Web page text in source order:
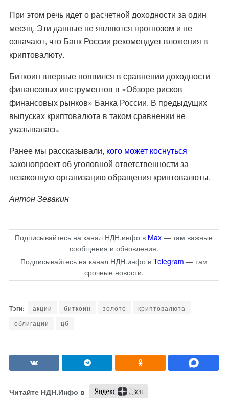
При этом речь идет о расчетной доходности за один
месяц. Эти данные не являются прогнозом и не
означают, что Банк России рекомендует вложения в
криптовалюту.
Биткоин впервые появился в сравнении доходности
финансовых инструментов в «Обзоре рисков
финансовых рынков» Банка России. В предыдущих
выпусках криптовалюта в таком сравнении не
указывалась.
Ранее мы рассказывали, кого может коснуться
законопроект об уголовной ответственности за
незаконную организацию обращения криптовалюты.
Антон Зевакин
Подписывайтесь на канал НДН.инфо в Max — там важные
сообщения и обновления.
Подписывайтесь на канал НДН.инфо в Telegram — там
срочные новости.
акции биткоин золото
криптовалюта
облигации
цб
Читайте НДН.Инфо в